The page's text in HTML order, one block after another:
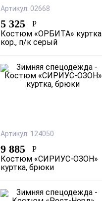
Артикул: 02668
5 325 Р
Костюм «ОРБИТА» куртка
кор., п/к серый
Артикул: 124050
9 885 Р
Костюм «СИРИУС-ОЗОН»
куртка, брюки